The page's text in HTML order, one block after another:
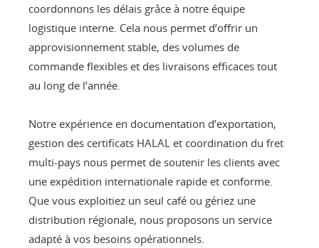
coordonnons les délais grâce à notre équipe
logistique interne. Cela nous permet d’offrir un
approvisionnement stable, des volumes de
commande flexibles et des livraisons efficaces tout
au long de l’année.
Notre expérience en documentation d’exportation,
gestion des certificats HALAL et coordination du fret
multi-pays nous permet de soutenir les clients avec
une expédition internationale rapide et conforme.
Que vous exploitiez un seul café ou gériez une
distribution régionale, nous proposons un service
adapté à vos besoins opérationnels.